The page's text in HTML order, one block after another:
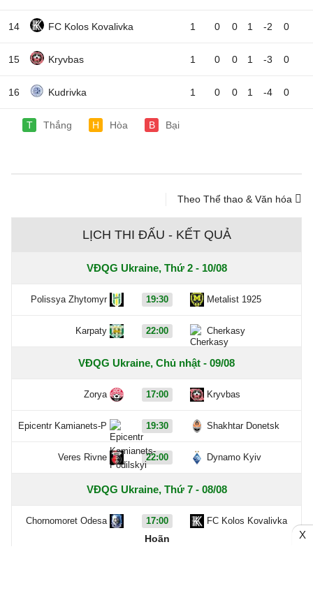
14 FC Kolos Kovalivka 1 0 0 1 -2 0
15 Kryvbas 1 0 0 1 -3 0
16 Kudrivka 1 0 0 1 -4 0
T Thắng H Hòa B Bại
Theo Thể thao & Văn hóa
LỊCH THI ĐẤU - KẾT QUẢ
VĐQG Ukraine, Thứ 2 - 10/08
Polissya Zhytomyr 19:30 Metalist 1925
Karpaty 22:00 Cherkasy
VĐQG Ukraine, Chủ nhật - 09/08
Zorya 17:00 Kryvbas
Epicentr Kamianets-P 19:30 Shakhtar Donetsk
Veres Rivne 22:00 Dynamo Kyiv
VĐQG Ukraine, Thứ 7 - 08/08
Chornomoret Odesa 17:00
Hoãn
FC Kolos Kovalivka
X